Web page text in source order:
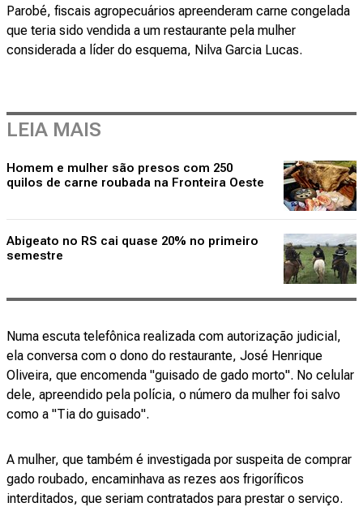
Parobé, fiscais agropecuários apreenderam carne congelada
que teria sido vendida a um restaurante pela mulher
considerada a líder do esquema, Nilva Garcia Lucas.
LEIA MAIS
Homem e mulher são presos com 250
quilos de carne roubada na Fronteira Oeste
Abigeato no RS cai quase 20% no primeiro
semestre
Numa escuta telefônica realizada com autorização judicial,
ela conversa com o dono do restaurante, José Henrique
Oliveira, que encomenda "guisado de gado morto". No celular
dele, apreendido pela polícia, o número da mulher foi salvo
como a "Tia do guisado".
A mulher, que também é investigada por suspeita de comprar
gado roubado, encaminhava as rezes aos frigoríficos
interditados, que seriam contratados para prestar o serviço.